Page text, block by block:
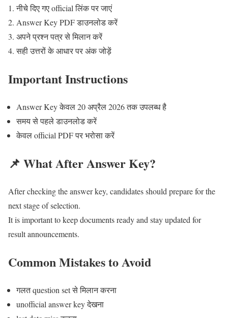
नीचे दिए गए official लिंक पर जाएं
Answer Key PDF डाउनलोड करें
अपने प्रश्न पत्र से मिलान करें
सही उत्तरों के आधार पर अंक जोड़ें
Important Instructions
Answer Key केवल 20 अप्रैल 2026 तक उपलब्ध है
समय से पहले डाउनलोड करें
केवल official PDF पर भरोसा करें
📌 What After Answer Key?
After checking the answer key, candidates should prepare for the
next stage of selection.
It is important to keep documents ready and stay updated for
result announcements.
Common Mistakes to Avoid
गलत question set से मिलान करना
unofficial answer key देखना